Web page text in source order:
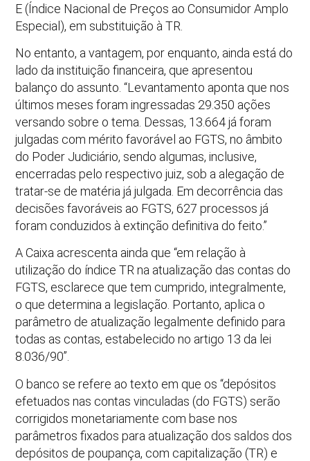
E (Índice Nacional de Preços ao Consumidor Amplo
Especial), em substituição à TR.
No entanto, a vantagem, por enquanto, ainda está do
lado da instituição financeira, que apresentou
balanço do assunto. “Levantamento aponta que nos
últimos meses foram ingressadas 29.350 ações
versando sobre o tema. Dessas, 13.664 já foram
julgadas com mérito favorável ao FGTS, no âmbito
do Poder Judiciário, sendo algumas, inclusive,
encerradas pelo respectivo juiz, sob a alegação de
tratar-se de matéria já julgada. Em decorrência das
decisões favoráveis ao FGTS, 627 processos já
foram conduzidos à extinção definitiva do feito.”
A Caixa acrescenta ainda que “em relação à
utilização do índice TR na atualização das contas do
FGTS, esclarece que tem cumprido, integralmente,
o que determina a legislação. Portanto, aplica o
parâmetro de atualização legalmente definido para
todas as contas, estabelecido no artigo 13 da lei
8.036/90”.
O banco se refere ao texto em que os “depósitos
efetuados nas contas vinculadas (do FGTS) serão
corrigidos monetariamente com base nos
parâmetros fixados para atualização dos saldos dos
depósitos de poupança, com capitalização (TR) e